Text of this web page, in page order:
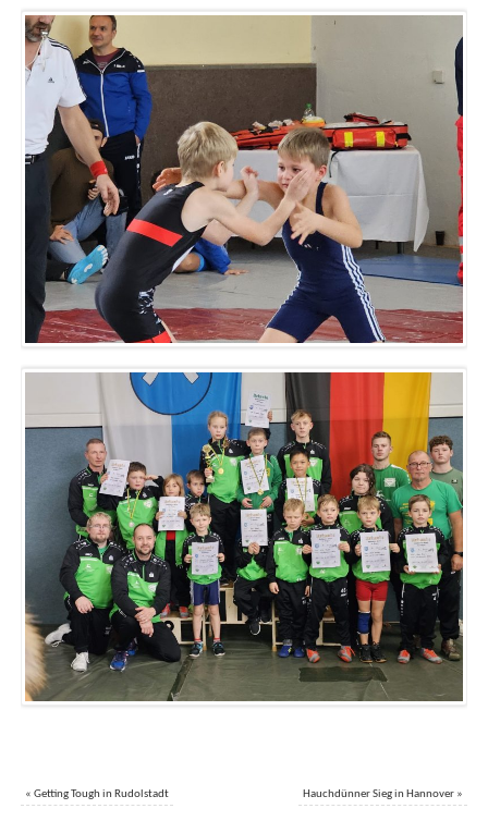
« Getting Tough in Rudolstadt Hauchdünner Sieg in Hannover »